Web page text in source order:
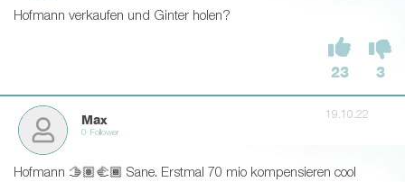
Hofmann verkaufen und Ginter holen?
23 3
Max
0 Follower
19.10.22
Hofmann 🫱🏽‍🫲🏾 Sane. Erstmal 70 mio kompensieren cool